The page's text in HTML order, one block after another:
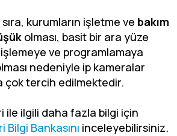
kurumların işletme ve bakım
olması, basit bir ara yüze
ve programlamaya
nedeniyle ip kameralar
çok tercih edilmektedir.
ile ilgili daha fazla bilgi için
Bankasını inceleyebilirsiniz.